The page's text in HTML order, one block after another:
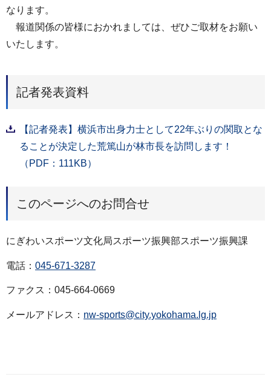
なります。
報道関係の皆様におかれましては、ぜひご取材をお願い
いたします。
記者発表資料
【記者発表】横浜市出身力士として22年ぶりの関取とな
ることが決定した荒篤山が林市長を訪問します！
（PDF：111KB）
このページへのお問合せ
にぎわいスポーツ文化局スポーツ振興部スポーツ振興課
電話： 045-671-3287
ファクス：045-664-0669
メールアドレス： nw-sports@city.yokohama.lg.jp